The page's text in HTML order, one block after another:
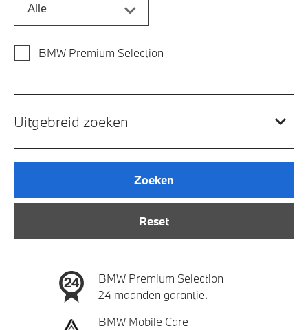
Alle
BMW Premium Selection
Uitgebreid zoeken
Reset
Zoeken
BMW Premium Selection
24 maanden garantie.
BMW Mobile Care